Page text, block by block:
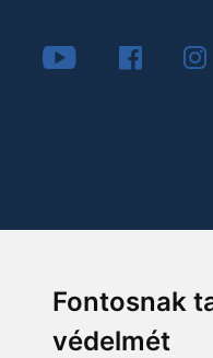
Fontosnak
védelmét